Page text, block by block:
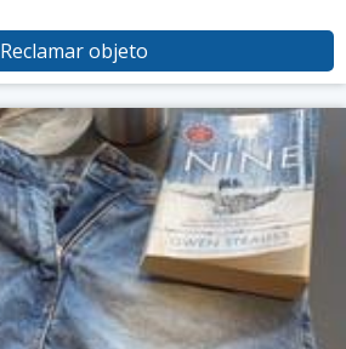
Reclamar objeto